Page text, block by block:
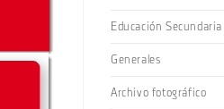
Educación Secundaria
Generales
Archivo fotográfico